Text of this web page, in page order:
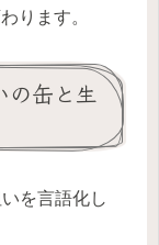
ります。
の缶と生
を言語化し